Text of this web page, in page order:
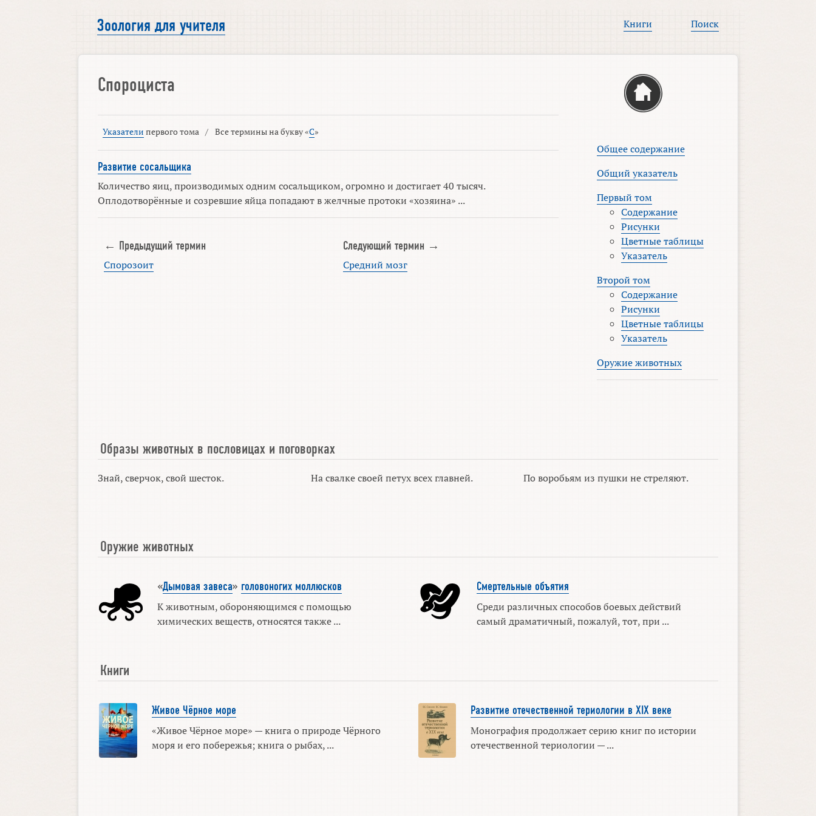
Зоология для учителя Книги Поиск
Спороциста
Указатели первого тома / Все термины на букву «С»
Развитие сосальщика
Количество яиц, производимых одним сосальщиком, огромно и достигает 40 тысяч.
Оплодотворённые и созревшие яйца попадают в желчные протоки «хозяина» ...
← Предыдущий термин
Спорозоит
Следующий термин →
Средний мозг
Общее содержание
Общий указатель
Первый том
Содержание
Рисунки
Цветные таблицы
Указатель
Второй том
Содержание
Рисунки
Цветные таблицы
Указатель
Оружие животных
Образы животных в пословицах и поговорках
Знай, сверчок, свой шесток. На свалке своей петух всех главней. По воробьям из пушки не стреляют.
Оружие животных
«Дымовая завеса» головоногих моллюсков
К животным, обороняющимся с помощью
химических веществ, относятся также ...
Смертельные объятия
Среди различных способов боевых действий
самый драматичный, пожалуй, тот, при ...
Книги
Живое Чёрное море
«Живое Чёрное море» — книга о природе Чёрного
моря и его побережья; книга о рыбах, ...
Развитие отечественной териологии в XIX веке
Монография продолжает серию книг по истории
отечественной териологии — ...